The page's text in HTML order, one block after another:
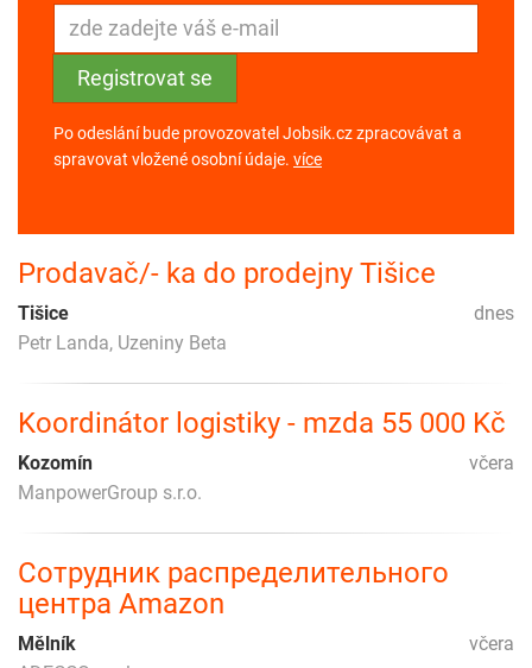
Po odeslání bude provozovatel Jobsik.cz zpracovávat a
spravovat vložené osobní údaje. více
Prodavač/- ka do prodejny Tišice
dnes
Tišice
Petr Landa, Uzeniny Beta
Koordinátor logistiky - mzda 55 000 Kč
včera
Kozomín
ManpowerGroup s.r.o.
Сотрудник распределительного
центра Amazon
včera
Mělník